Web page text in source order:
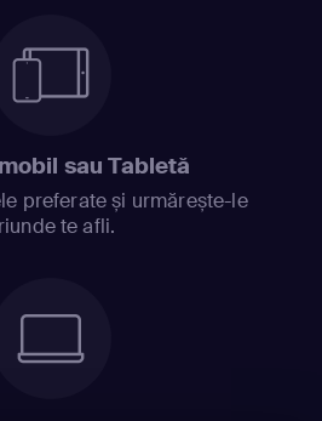
sau Tabletă
preferate și urmărește-le
te afli.